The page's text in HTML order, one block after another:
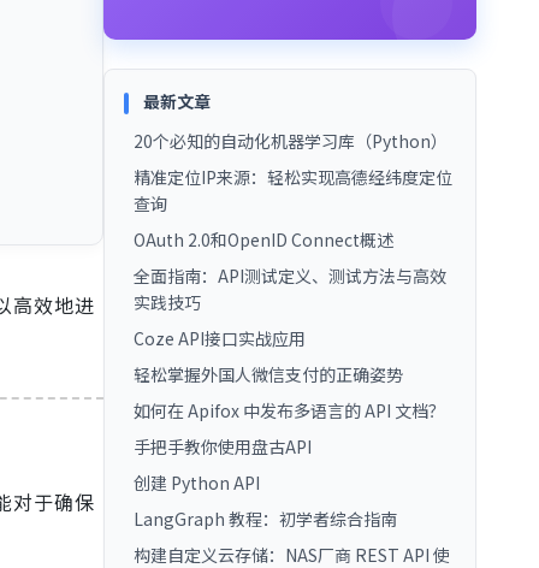
高效地进
对于确保
最新文章
20个必知的自动化机器学习库（Python）
精准定位IP来源：轻松实现高德经纬度定位
查询
OAuth 2.0和OpenID Connect概述
全面指南：API测试定义、测试方法与高效
实践技巧
Coze API接口实战应用
轻松掌握外国人微信支付的正确姿势
如何在 Apifox 中发布多语言的 API 文档？
手把手教你使用盘古API
创建 Python API
LangGraph 教程：初学者综合指南
构建自定义云存储：NAS厂商 REST API 使